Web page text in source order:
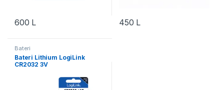
600 L 450 L
Bateri
Bateri Lithium LogiLink
CR2032 3V